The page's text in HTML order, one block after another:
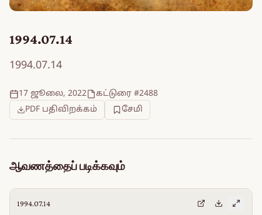
1994.07.14
1994.07.14
17 ஜூலை, 2022
கட்டுரை #2488
PDF பதிவிறக்கம்
சேமி
ஆவணத்தைப் படிக்கவும்
1994.07.14